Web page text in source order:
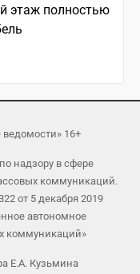
этаж полностью
16+
надзору в сфере
коммуникаций.
от 5 декабря 2019
автономное
коммуникаций»
Е.А. Кузьмина